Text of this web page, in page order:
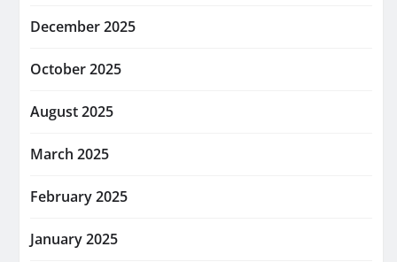
December 2025
October 2025
August 2025
March 2025
February 2025
January 2025